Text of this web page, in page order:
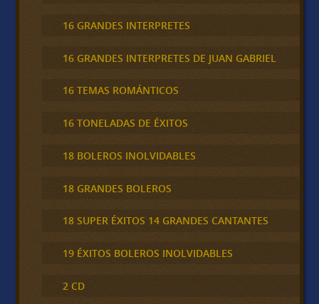
16 GRANDES INTERPRETES
16 GRANDES INTERPRETES DE JUAN GABRIEL
16 TEMAS ROMÁNTICOS
16 TONELADAS DE ÉXITOS
18 BOLEROS INOLVIDABLES
18 GRANDES BOLEROS
18 SUPER ÉXITOS 14 GRANDES CANTANTES
19 ÉXITOS BOLEROS INOLVIDABLES
2 CD